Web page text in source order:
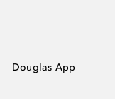
Douglas App